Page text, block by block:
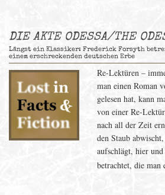
DIE AKTE ODESSA/THE
Längst ein Klassiker: Frederick Forsyth
einem erschreckenden deutschen Erbe
Re-Lektüren –
man einen Roman
gelesen hat, kann
von einer Re-
nach all der Zeit
den Staub
aufschlägt, hier
betrachtet, die man